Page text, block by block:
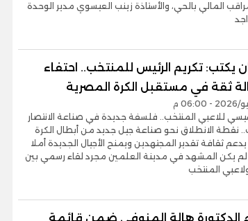
المالي بالحي، والأستاذة زينب العيسوي مدير الوحدة
تكريم الرئيس للمنتخب.. احتفاء
ثقة في مستقبل الكرة المصرية
للاعبي المنتخب.. فلسفة جديدة في صناعة الانتصار
نقطة الانطلاق نحو صناعة جيل جديد من أبطال الكرة
يدعم ثقافة تقدير المجتهدين ويمنح الأجيال الجديدة أملا
لم يكن المشهد في مدينة العلمين مجرد لقاء رسمي بين
المنتخب
الدكتورة هالة المنوفي ضمن قائمة